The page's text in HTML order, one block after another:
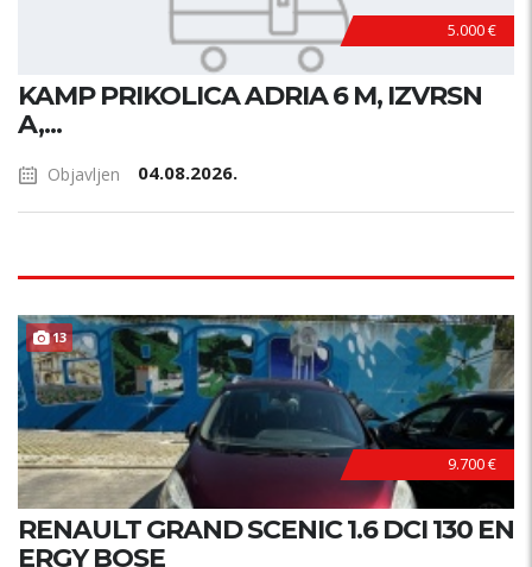
5.000 €
KAMP PRIKOLICA ADRIA 6 M, IZVRSN
A,...
Objavljen 04.08.2026.
13
9.700 €
RENAULT GRAND SCENIC 1.6 DCI 130 EN
ERGY BOSE